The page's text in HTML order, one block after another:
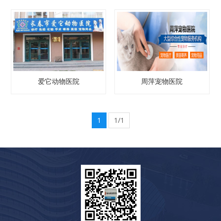
爱它动物医院 周萍宠物医院
1 1/1